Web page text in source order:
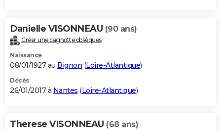
Danielle VISONNEAU (90 ans)
Créer une cagnotte obsèques
Naissance
08/01/1927 au Bignon (Loire-Atlantique)
Décès
26/01/2017 à Nantes (Loire-Atlantique)
Therese VISONNEAU (68 ans)